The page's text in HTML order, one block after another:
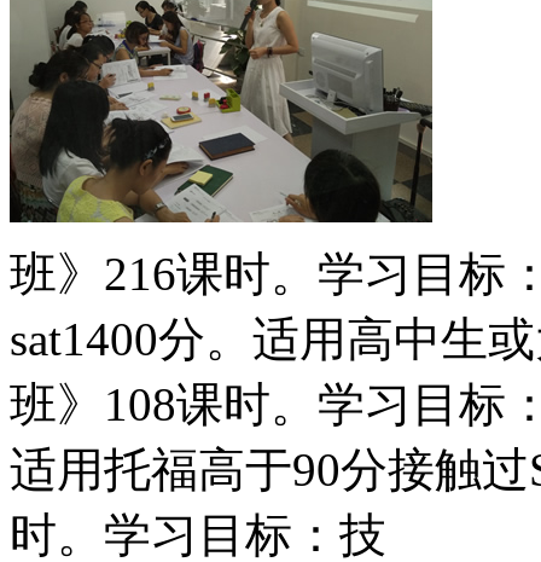
班》216课时。学习目标
sat1400分。适用高中生
班》108课时。学习目标
适用托福高于90分接触
时。学习目标：技